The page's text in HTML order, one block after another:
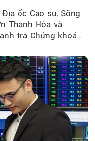
ốc Cao su, Sông
Thanh Hóa và
tra Chứng khoán
bố thông tin trên